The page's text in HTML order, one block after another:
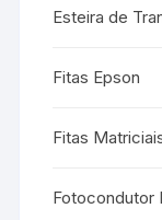
Esteira de
Fitas Epson
Fitas
Fotocondutor